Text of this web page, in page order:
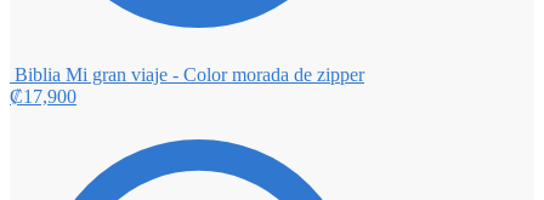
Biblia Mi gran viaje - Color morada de zipper
₡17,900